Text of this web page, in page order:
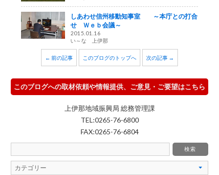
しあわせ信州移動知事室 ～本庁との打合
せ Ｗｅｂ会議～
2015.01.16
い～な 上伊那
← 前の記事 このブログのトップへ 次の記事 →
このブログへの取材依頼や情報提供、ご意見・ご要望はこちら
上伊那地域振興局 総務管理課
TEL:0265-76-6800
FAX:0265-76-6804